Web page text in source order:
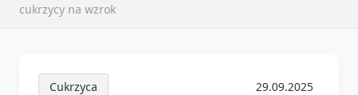
cukrzycy na wzrok
Cukrzyca 29.09.2025